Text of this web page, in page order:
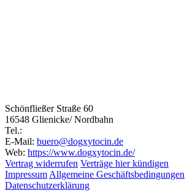
Schönfließer Straße 60
16548 Glienicke/ Nordbahn
Tel.:
E-Mail: buero@dogxytocin.de
Web: https://www.dogxytocin.de/
Vertrag widerrufen Verträge hier kündigen
Impressum Allgemeine Geschäftsbedingungen
Datenschutzerklärung